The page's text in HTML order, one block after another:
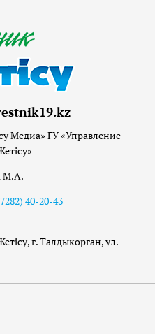
Медиа» ГУ «Управление
М.А.
40-20-43
г. Талдыкорган, ул.